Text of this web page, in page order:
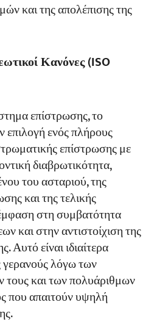
και της απολέπισης της
Κανόνες (ISO
επίστρωσης, το
επιλογή ενός πλήρους
επίστρωσης με
διαβρωτικότητα,
του ασταριού, της
και της τελικής
στη συμβατότητα
και στην αντιστοίχιση της
Αυτό είναι ιδιαίτερα
γερανούς λόγω των
και των πολυάριθμων
που απαιτούν υψηλή